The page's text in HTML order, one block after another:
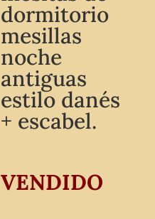
dormitorio
mesillas
noche
antiguas
estilo danés
+ escabel.
VENDIDO